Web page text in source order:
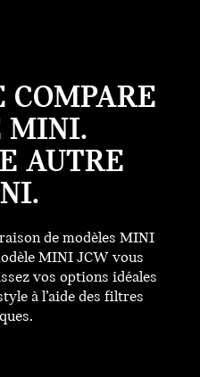
COMPARE
MINI.
AUTRE
de modèles MINI
MINI JCW vous
vos options idéales
à l’aide des filtres